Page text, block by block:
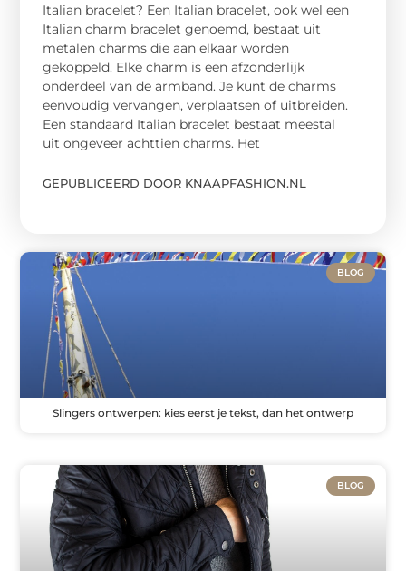
Italian bracelet? Een Italian bracelet, ook wel een
Italian charm bracelet genoemd, bestaat uit
metalen charms die aan elkaar worden
gekoppeld. Elke charm is een afzonderlijk
onderdeel van de armband. Je kunt de charms
eenvoudig vervangen, verplaatsen of uitbreiden.
Een standaard Italian bracelet bestaat meestal
uit ongeveer achttien charms. Het
GEPUBLICEERD DOOR KNAAPFASHION.NL
BLOG
Slingers ontwerpen: kies eerst je tekst, dan het ontwerp
BLOG